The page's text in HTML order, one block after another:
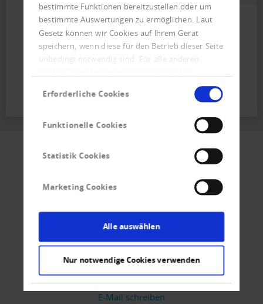
bestimmte Funktionen bereitzustellen oder um
bestimmte Auswertungen zu ermöglichen. Laut
Gesetz können wir Cookies auf Ihrem Gerät
speichern, wenn diese für den Betrieb dieser Seite
unbedingt notwendig sind. Für alle anderen
Erforderliche Cookies
Funktionelle Cookies
Statistik Cookies
Marketing Cookies
Alle auswählen
Nur notwendige Cookies verwenden
Risikofrüherkennung durch Lieferung von
Nachträgen
und Lieferanten oder kompletter Portfolios
Permanente Stammdatenpflege
Kontakt
Tel+90 212 - 852 - 0853
Fax+90 212 - 876 - 4415
E-Mail schreiben